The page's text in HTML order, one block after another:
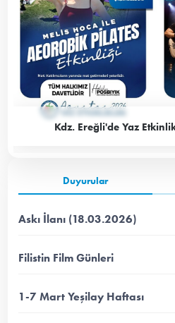
Kdz. Ereğli'de Yaz
Duyurular
Askı İlanı (18.03.2026)
Filistin Film Günleri
1-7 Mart Yeşilay Haftası